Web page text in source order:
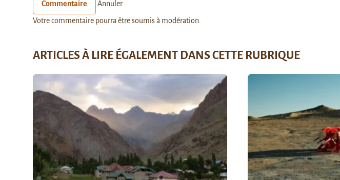
Commentaire Annuler
Votre commentaire pourra être soumis à modération.
ARTICLES À LIRE ÉGALEMENT DANS CETTE RUBRIQUE